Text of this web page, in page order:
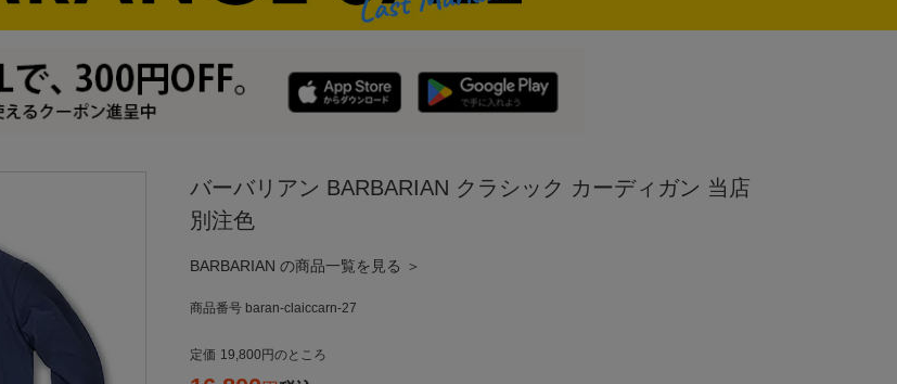
バーバリアン BARBARIAN クラシック カーディガン 当店
別注色
BARBARIAN の商品一覧を見る ＞
商品番号 baran-claiccarn-27
定価 19,800 のところ